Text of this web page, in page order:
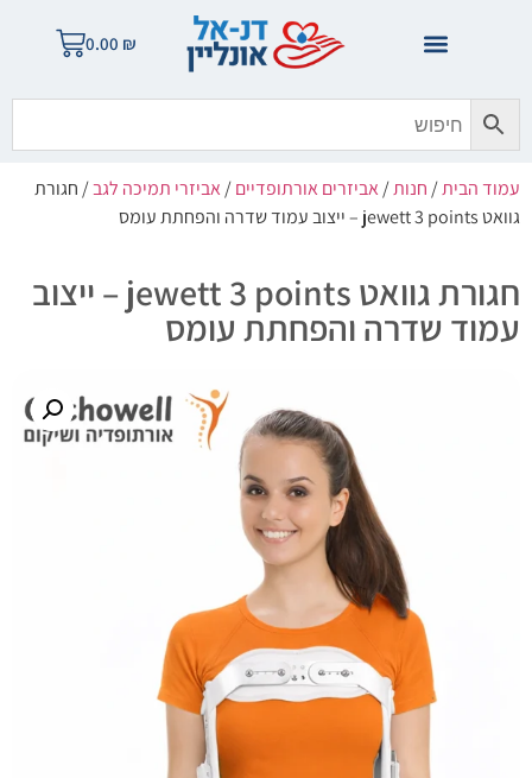
0.00 ₪
עמוד הבית/חנות/אביזרים אורתופדיים/אביזרי תמיכה לגב/ חגורת
גוואט jewett 3 points – ייצוב עמוד שדרה והפחתת עומס
חגורת גוואט jewett 3 points – ייצוב
עמוד שדרה והפחתת עומס